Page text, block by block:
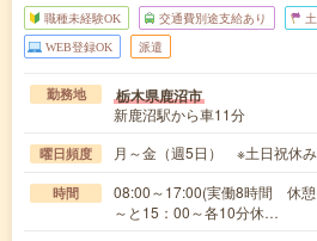
職種未経験OK 交通費別途支給あり
WEB登録OK 派遣
勤務地 栃木県鹿沼市
新鹿沼駅から車11分
曜日頻度 月～金（週5日） ※土日祝休
時間
08:00～17:00(実働8時間 休
～と15：00～各10分休…